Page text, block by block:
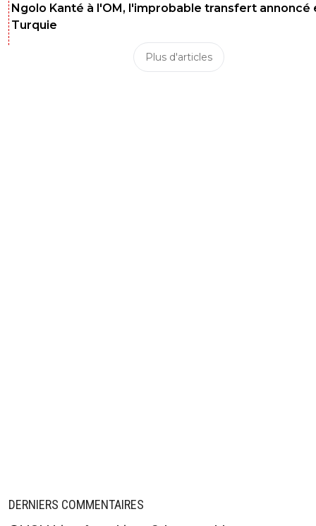
Ngolo Kanté à l'OM, l'improbable transfert annoncé
Turquie
Plus d'articles
DERNIERS COMMENTAIRES